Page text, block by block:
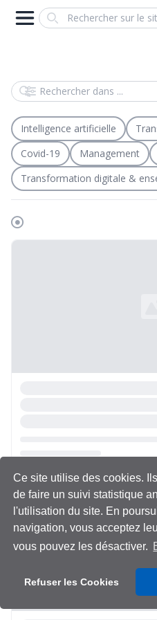
Ce site utilise des cookies.
de faire un suivi statistique
l'utilisation du site. En
navigation, vous acceptez
vous pouvez les désactiver.
Refuser les Cookies
Search
Rechercher dans
Intelligence artificielle
Covid-19
Management
Transformation digitale &
Chargement...